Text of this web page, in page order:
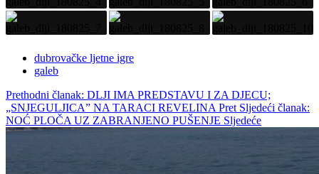
dubrovačke ljetne igre
galeb
Prethodni članak: DLJI IMA PREDSTAVU I ZA DJECU;
„SNJEGULJICA” NA TARACI REVELINA Pret Sljedeći članak:
NOĆ PLOČA UZ ZABRANJENO PUŠENJE Sljedeće